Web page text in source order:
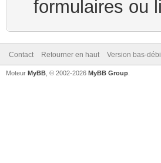
formulaires ou
Contact Retourner en haut Version bas-
Moteur MyBB , © 2002-2026 MyBB Group